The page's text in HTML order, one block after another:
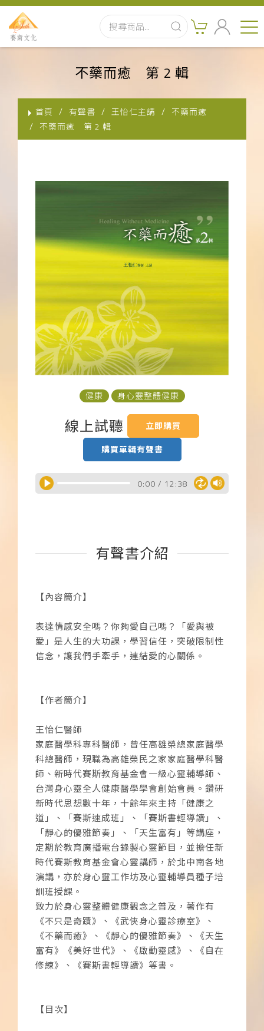
實體出版品
影音書
聯絡客服
常見問題
不藥而癒 第 2 輯
首頁 有聲書 王怡仁主講
不藥而癒
不藥而癒 第 2 輯
健康 身心靈整體健康
線上試聽
立即購買
購買單輯有聲書
0:00 / 12:38
有聲書介紹
【內容簡介】
表達情感安全嗎？你夠愛自己嗎？「愛與被
愛」是人生的大功課，學習信任，突破限制性
信念，讓我們手牽手，連結愛的心關係。
【作者簡介】
王怡仁醫師
家庭醫學科專科醫師，曾任高雄榮總家庭醫學
科總醫師，現職為高雄榮民之家家庭醫學科醫
師、新時代賽斯教育基金會一級心靈輔導師、
台灣身心靈全人健康醫學學會創始會員。鑽研
新時代思想數十年，十餘年來主持「健康之
道」、「賽斯速成班」、「賽斯書輕導讀」、
「靜心的優雅節奏」、「天生富有」等講座，
定期於教育廣播電台錄製心靈節目，並擔任新
時代賽斯教育基金會心靈講師，於北中南各地
演講，亦於身心靈工作坊及心靈輔導員種子培
訓班授課。
致力於身心靈整體健康觀念之普及，著作有
《不只是奇蹟》、《武俠身心靈診療室》、
《不藥而癒》、《靜心的優雅節奏》、《天生
富有》《美好世代》、《啟動靈感》、《自在
修練》、《賽斯書輕導讀》等書。
【目次】